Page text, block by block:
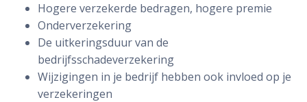
Hogere verzekerde bedragen, hogere premie
Onderverzekering
De uitkeringsduur van de
bedrijfsschadeverzekering
Wijzigingen in je bedrijf hebben ook invloed op je
verzekeringen